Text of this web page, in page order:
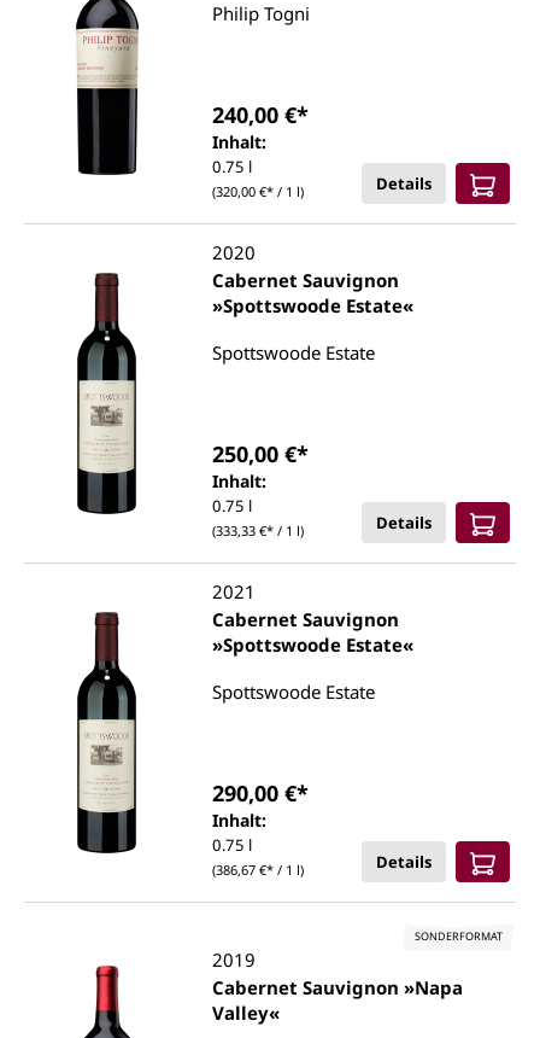
Philip Togni
Inhalt:
0.75 l
(320,00 €* / 1 l)
240,00 €*
Details
2020
Cabernet Sauvignon
»Spottswoode Estate«
Spottswoode Estate
Inhalt:
0.75 l
(333,33 €* / 1 l)
250,00 €*
Details
2021
Cabernet Sauvignon
»Spottswoode Estate«
Spottswoode Estate
Inhalt:
0.75 l
(386,67 €* / 1 l)
290,00 €*
Details
SONDERFORMAT
2019
Cabernet Sauvignon »Napa
Valley«